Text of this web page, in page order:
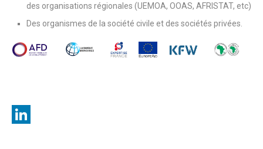
des organisations régionales (UEMOA, OOAS, AFRISTAT, etc)
Des organismes de la société civile et des sociétés privées.